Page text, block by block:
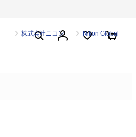
株式会社ニコン Nikon Global